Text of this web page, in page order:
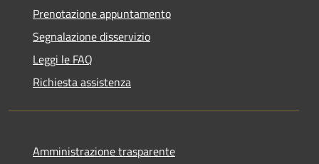
Prenotazione appuntamento
Segnalazione disservizio
Leggi le FAQ
Richiesta assistenza
Amministrazione trasparente